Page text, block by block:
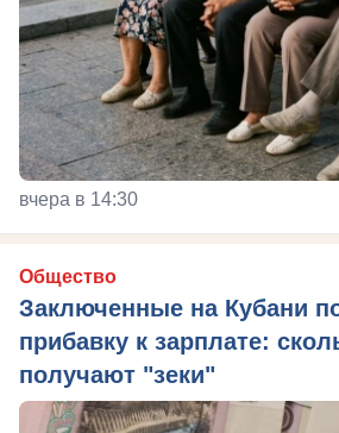
вчера в 14:30
Общество
Заключенные на Кубани
прибавку к зарплате:
получают "зеки"